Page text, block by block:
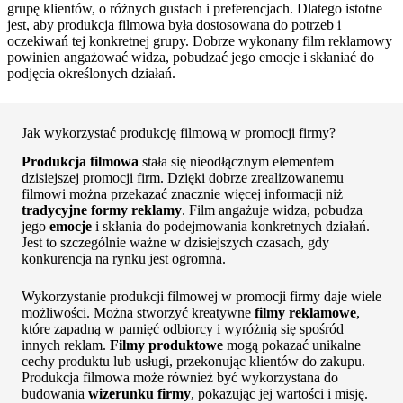
grupę klientów, o różnych gustach i preferencjach. Dlatego istotne
jest, aby produkcja filmowa była dostosowana do potrzeb i
oczekiwań tej konkretnej grupy. Dobrze wykonany film reklamowy
powinien angażować widza, pobudzać jego emocje i skłaniać do
podjęcia określonych działań.
Jak wykorzystać produkcję filmową w promocji firmy?
Produkcja filmowa stała się nieodłącznym elementem
dzisiejszej promocji firm. Dzięki dobrze zrealizowanemu
filmowi można przekazać znacznie więcej informacji niż
tradycyjne formy reklamy. Film angażuje widza, pobudza
jego emocje i skłania do podejmowania konkretnych działań.
Jest to szczególnie ważne w dzisiejszych czasach, gdy
konkurencja na rynku jest ogromna.
Wykorzystanie produkcji filmowej w promocji firmy daje wiele
możliwości. Można stworzyć kreatywne filmy reklamowe,
które zapadną w pamięć odbiorcy i wyróżnią się spośród
innych reklam. Filmy produktowe mogą pokazać unikalne
cechy produktu lub usługi, przekonując klientów do zakupu.
Produkcja filmowa może również być wykorzystana do
budowania wizerunku firmy, pokazując jej wartości i misję.